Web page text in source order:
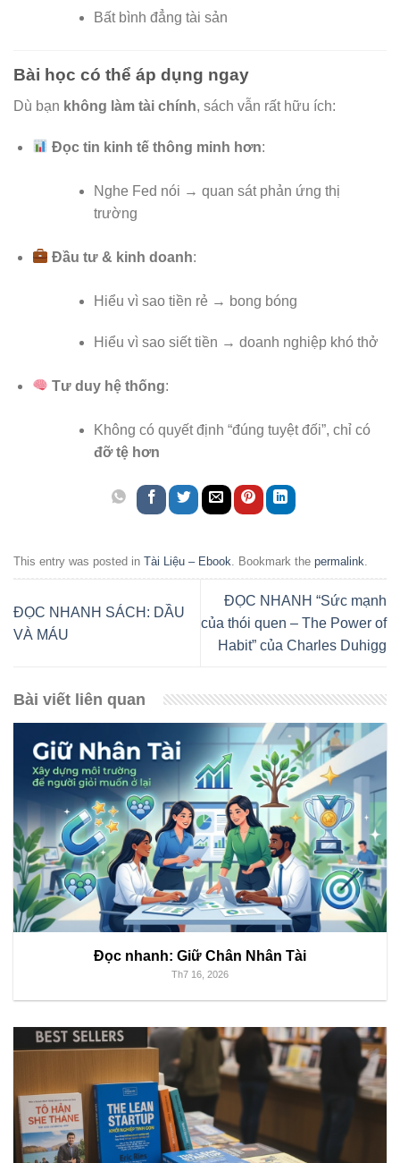
Bất bình đẳng tài sản
Bài học có thể áp dụng ngay
Dù bạn không làm tài chính, sách vẫn rất hữu ích:
Đọc tin kinh tế thông minh hơn:
Nghe Fed nói → quan sát phản ứng thị
trường
Đầu tư & kinh doanh:
Hiểu vì sao tiền rẻ → bong bóng
Hiểu vì sao siết tiền → doanh nghiệp khó thở
Tư duy hệ thống:
Không có quyết định “đúng tuyệt đối”, chỉ có
đỡ tệ hơn
This entry was posted in Tài Liệu – Ebook. Bookmark the permalink.
ĐỌC NHANH SÁCH: DẦU
VÀ MÁU
ĐỌC NHANH “Sức mạnh
của thói quen – The Power of
Habit” của Charles Duhigg
Bài viết liên quan
Đọc nhanh: Giữ Chân Nhân Tài
Th7 16, 2026